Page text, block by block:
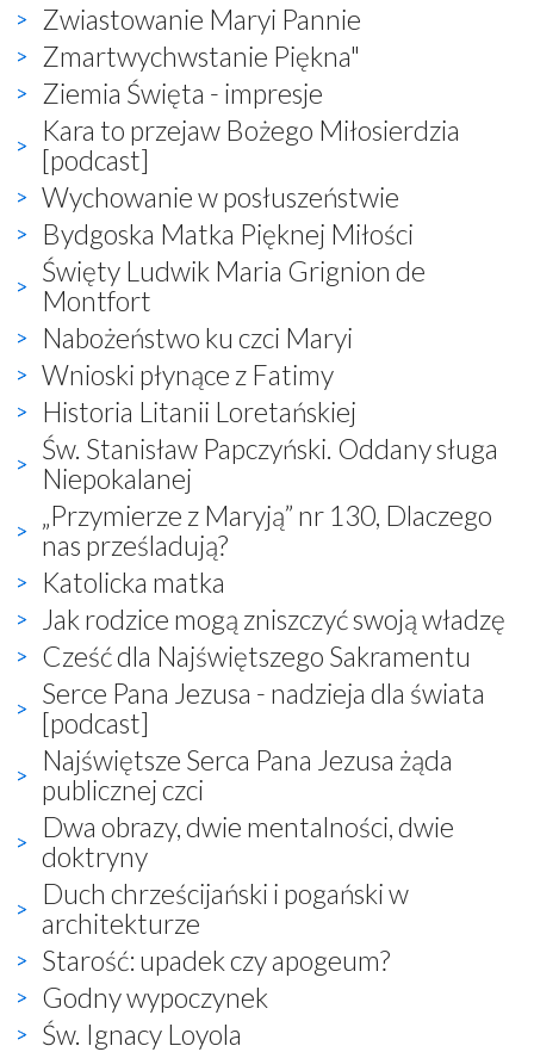
Zwiastowanie Maryi Pannie
Zmartwychwstanie Piękna"
Ziemia Święta - impresje
Kara to przejaw Bożego Miłosierdzia
[podcast]
Wychowanie w posłuszeństwie
Bydgoska Matka Pięknej Miłości
Święty Ludwik Maria Grignion de
Montfort
Nabożeństwo ku czci Maryi
Wnioski płynące z Fatimy
Historia Litanii Loretańskiej
Św. Stanisław Papczyński. Oddany sługa
Niepokalanej
„Przymierze z Maryją” nr 130, Dlaczego
nas prześladują?
Katolicka matka
Jak rodzice mogą zniszczyć swoją władzę
Cześć dla Najświętszego Sakramentu
Serce Pana Jezusa - nadzieja dla świata
[podcast]
Najświętsze Serca Pana Jezusa żąda
publicznej czci
Dwa obrazy, dwie mentalności, dwie
doktryny
Duch chrześcijański i pogański w
architekturze
Starość: upadek czy apogeum?
Godny wypoczynek
Św. Ignacy Loyola